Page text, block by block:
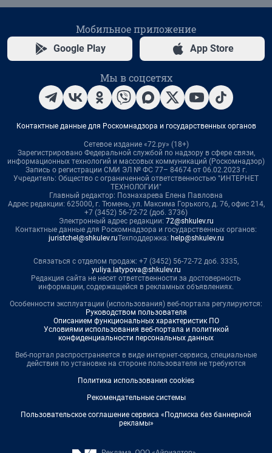
Мобильное приложение
Google Play App Store
Мы в соцсетях
Контактные данные для Роскомнадзора и государственных органов
Сетевое издание «72.ру» (18+)
Зарегистрировано Федеральной службой по надзору в сфере связи,
информационных технологий и массовых коммуникаций (Роскомнадзор)
Запись о регистрации СМИ ЭЛ № ФС 77– 84674 от 06.02.2023 г.
Учредитель: Общество с ограниченной ответственностью "ИНТЕРНЕТ
ТЕХНОЛОГИИ"
Главный редактор: Познахарева Елена Павловна
Адрес редакции: 625000, г. Тюмень, ул. Максима Горького, д. 76, офис 214,
+7 (3452) 56-72-72 (доб. 3736)
Электронный адрес редакции: 72@shkulev.ru
Контактные данные для Роскомнадзора и государственных органов:
juristchel@shkulev.ruТехподдержка: help@shkulev.ru
Связаться с отделом продаж: +7 (3452) 56-72-72 доб. 3335,
yuliya.latypova@shkulev.ru
Редакция сайта не несет ответственности за достоверность
информации, содержащейся в рекламных объявлениях.
Особенности эксплуатации (использования) веб-портала регулируются:
Руководством пользователя
Описанием функциональных характеристик ПО
Условиями использования веб-портала и политикой
конфиденциальности персональных данных
Веб-портал распространяется в виде интернет-сервиса, специальные
действия по установке на стороне пользователя не требуются
Политика использования cookies
Рекомендательные системы
Пользовательское соглашение сервиса «Подписка без баннерной
рекламы»